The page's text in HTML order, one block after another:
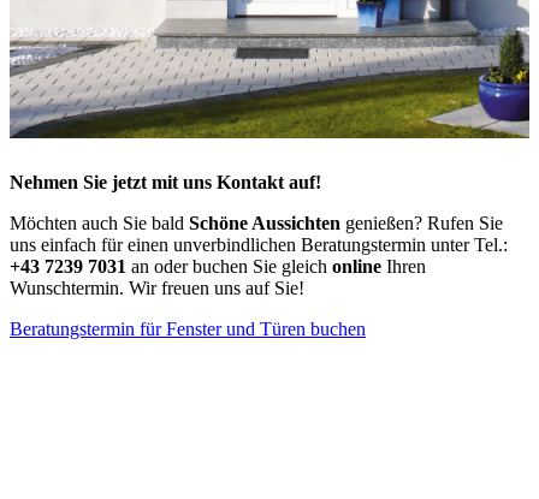
Nehmen Sie jetzt mit uns Kontakt auf!
Möchten auch Sie bald Schöne Aussichten genießen? Rufen Sie
uns einfach für einen unverbindlichen Beratungstermin unter Tel.:
+43 7239 7031 an oder buchen Sie gleich online Ihren
Wunschtermin. Wir freuen uns auf Sie!
Beratungstermin für Fenster und Türen buchen